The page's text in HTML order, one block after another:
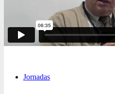
Jornadas